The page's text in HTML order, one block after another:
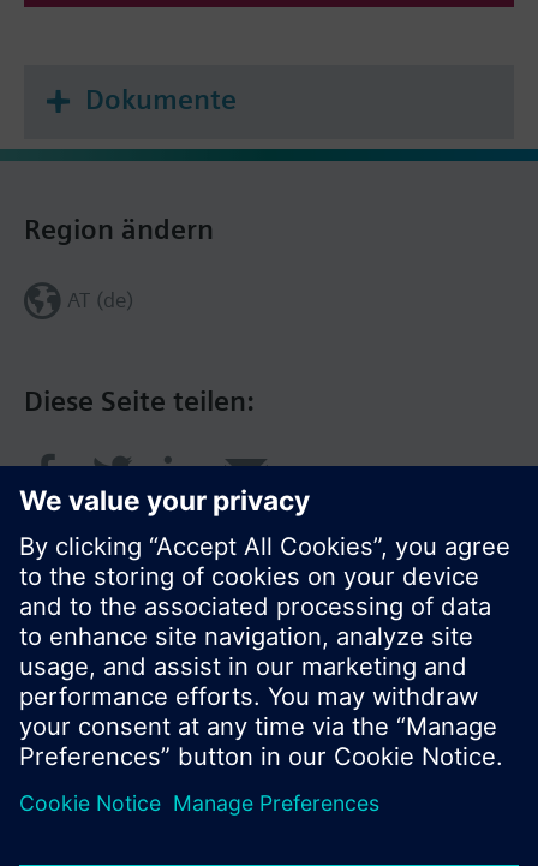
Dokumente
Diese Seite teilen:
Region ändern
AT (de)
© Siemens Schweiz AG 2016
Produktangebot und Preise können pro Land